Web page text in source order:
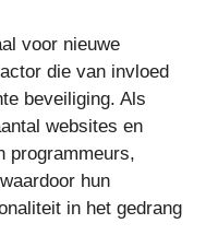
voor nieuwe
die van invloed
beveiliging. Als
websites en
programmeurs,
hun
in het gedrang